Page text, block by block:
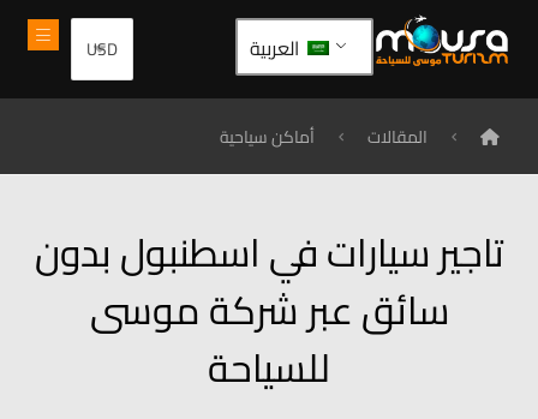
العربية
المقالات أماكن سياحية
تاجير سيارات في اسطنبول بدون
سائق عبر شركة موسى
للسياحة